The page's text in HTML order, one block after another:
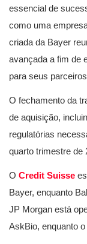
essencial de
como uma
criada da Bayer
avançada a fim de
para seus
O fechamento da
de aquisição,
regulatórias
quarto trimestre de
O Credit Suisse
Bayer, enquanto
JP Morgan está
AskBio, enquanto